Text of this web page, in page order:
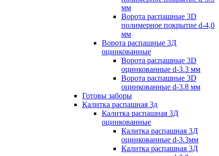
мм
Ворота распашные 3D
полимерное покрытие d-4,0
мм
Ворота распашные 3Д
оцинкованные
Ворота распашные 3D
оцинкованные d-3.3 мм
Ворота распашные 3D
оцинкованные d-3.8 мм
Готовы заборы
Калитка распашная 3д
Калитка распашная 3Д
оцинкованные
Калитка распашная 3Д
оцинкованные d-3.3мм
Калитка распашная 3Д